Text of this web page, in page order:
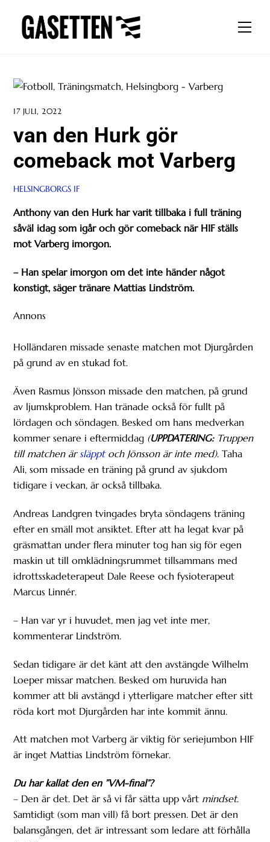
content
17 JULI, 2022
van den Hurk gör
comeback mot Varberg
HELSINGBORGS IF
Anthony van den Hurk har varit tillbaka i full träning
såväl idag som igår och gör comeback när HIF ställs
mot Varberg imorgon.
– Han spelar imorgon om det inte händer något
konstigt, säger tränare Mattias Lindström.
Annons
Holländaren missade senaste matchen mot Djurgården
på grund av en stukad fot.
Även Rasmus Jönsson missade den matchen, på grund
av ljumskproblem. Han tränade också för fullt på
lördagen och söndagen. Besked om hans medverkan
kommer senare i eftermiddag (UPPDATERING:Truppen
till matchen ärsläpptoch Jönsson är inte med). Taha
Ali, som missade en träning på grund av sjukdom
tidigare i veckan, är också tillbaka.
Andreas Landgren tvingades bryta söndagens träning
efter en smäll mot ansiktet. Efter att ha legat kvar på
gräsmattan under flera minuter tog han sig för egen
maskin ut till omklädningsrummet tillsammans med
idrottsskadeterapeut Dale Reese och fysioterapeut
Marcus Linnér.
– Han var yr i huvudet, men jag vet inte mer,
kommenterar Lindström.
Sedan tidigare är det känt att den avstängde Wilhelm
Loeper missar matchen. Besked om huruvida han
kommer att bli avstängd i ytterligare matcher efter sitt
röda kort mot Djurgården har inte kommit ännu.
Att matchen mot Varberg är viktig för seriejumbon HIF
är inget Mattias Lindström förnekar.
Du har kallat den en ”VM-final”?
– Den är det. Det är så vi får sätta upp vårt mindset.
Samtidigt (som man vill) få bort pressen. Det är den
balansgången, det är intressant som ledare att förhålla